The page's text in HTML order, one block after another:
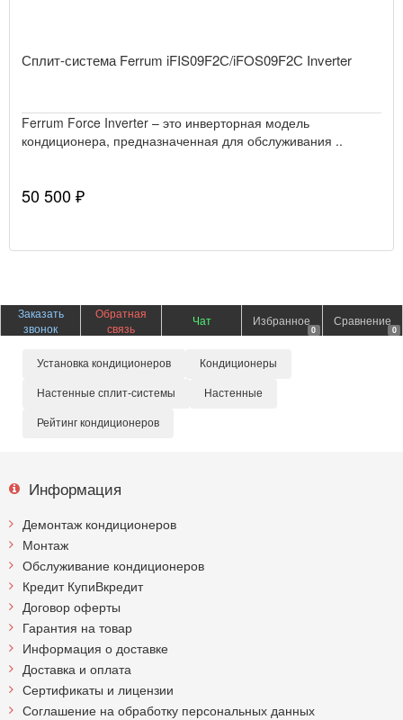
Сплит-система Ferrum iFIS09F2С/iFOS09F2С Inverter
Ferrum Force Inverter – это инверторная модель
кондиционера, предназначенная для обслуживания ..
50 500 ₽
Заказать
звонок
Обратная
связь
Чат Избранное
0
Сравнение
0
Установка кондиционеров Кондиционеры
Настенные сплит-системы Настенные
Рейтинг кондиционеров
Информация
Демонтаж кондиционеров
Монтаж
Обслуживание кондиционеров
Кредит КупиВкредит
Договор оферты
Гарантия на товар
Информация о доставке
Доставка и оплата
Сертификаты и лицензии
Соглашение на обработку персональных данных